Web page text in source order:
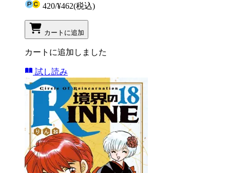
420/¥462(税込)
カートに追加
カートに追加しました
試し読み